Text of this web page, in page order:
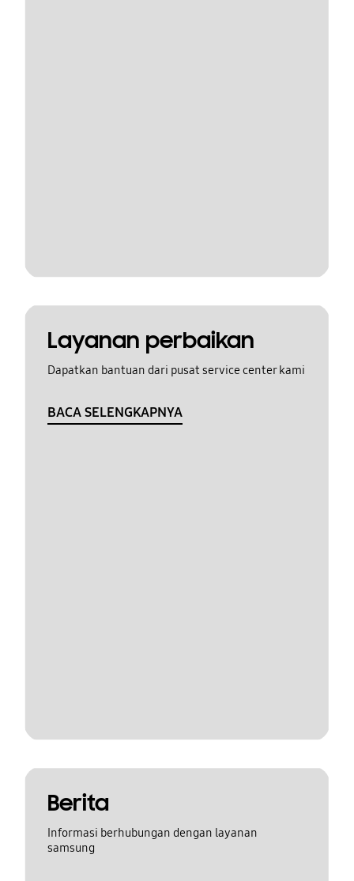
Layanan perbaikan
Dapatkan bantuan dari pusat service center kami
BACA SELENGKAPNYA
Berita
Informasi berhubungan dengan layanan
samsung